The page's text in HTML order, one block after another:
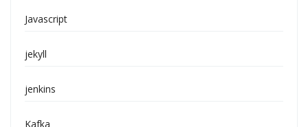
Javascript
jekyll
jenkins
Kafka